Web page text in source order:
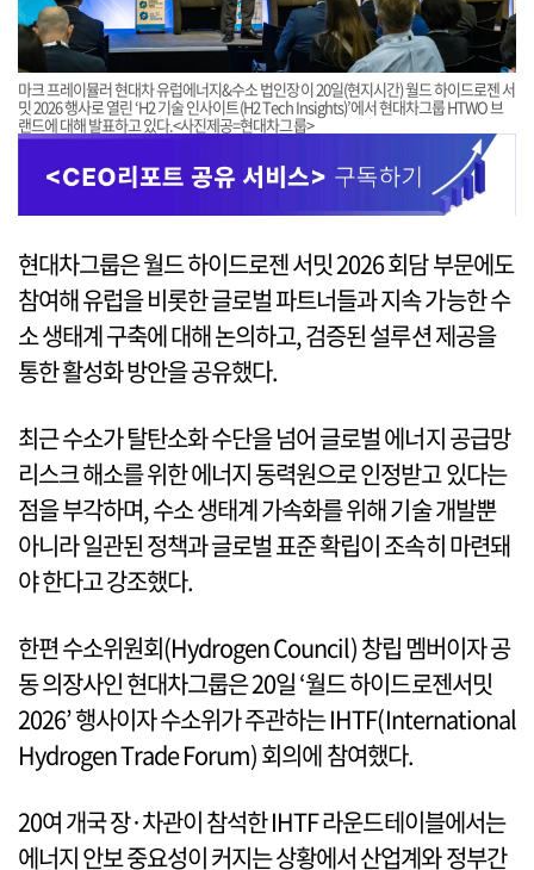
마크 프레이뮬러 현대차 유럽에너지&수소 법인장이 20일(현지시간) 월드 하이드로젠 서
밋 2026 행사로 열린 ‘H2 기술 인사이트(H2 Tech Insights)’에서 현대차그룹 HTWO 브
랜드에 대해 발표하고 있다.<사진제공=현대차그룹>
현대차그룹은 월드 하이드로젠 서밋 2026 회담 부문에도
참여해 유럽을 비롯한 글로벌 파트너들과 지속 가능한 수
소 생태계 구축에 대해 논의하고, 검증된 설루션 제공을
통한 활성화 방안을 공유했다.
최근 수소가 탈탄소화 수단을 넘어 글로벌 에너지 공급망
리스크 해소를 위한 에너지 동력원으로 인정받고 있다는
점을 부각하며, 수소 생태계 가속화를 위해 기술 개발뿐
아니라 일관된 정책과 글로벌 표준 확립이 조속히 마련돼
야 한다고 강조했다.
한편 수소위원회(Hydrogen Council) 창립 멤버이자 공
동 의장사인 현대차그룹은 20일 ‘월드 하이드로젠서밋
2026’ 행사이자 수소위가 주관하는 IHTF(International
Hydrogen Trade Forum) 회의에 참여했다.
20여 개국 장·차관이 참석한 IHTF 라운드테이블에서는
에너지 안보 중요성이 커지는 상황에서 산업계와 정부간